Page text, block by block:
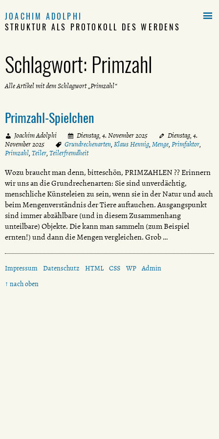
JOACHIM ADOLPHI
STRUKTUR ALS PROTOKOLL DES WERDENS
Schlagwort: Primzahl
Alle Artikel mit dem Schlagwort „Primzahl“
Primzahl-Spielchen
Joachim Adolphi Dienstag, 4. November 2025
Dienstag, 4.
November 2025
Grundrechenarten, Klaus Hennig, Menge, Primfaktor,
Primzahl, Teiler, Teilerfremdheit
Wozu braucht man denn, bitteschön, PRIMZAHLEN ?? Erinnern
wir uns an die Grundrechenarten: Sie sind unverdächtig,
menschliche Künsteleien zu sein, wenn sie in der Natur und auch
beim Mengenverständnis der Tiere auftauchen. Ausgangspunkt
sind immer abzählbare (und in diesem Zusammenhang
unteilbare) Objekte. Die kann man sammeln (zum Beispiel
ernten!) und dann die Mengen vergleichen. Grob …

Impressum Datenschutz HTML CSS WP Admin
↑ nach oben